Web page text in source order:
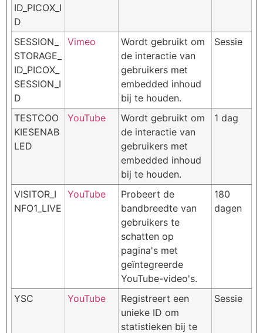
ID_PICOX_I
D
SESSION_
STORAGE_
ID_PICOX_
SESSION_I
D
Vimeo
Wordt gebruikt om
de interactie van
gebruikers met
embedded inhoud
bij te houden.
Sessie
TESTCOO
KIESENAB
LED
YouTube
Wordt gebruikt om
de interactie van
gebruikers met
embedded inhoud
bij te houden.
1 dag
VISITOR_I
NFO1_LIVE
YouTube
Probeert de
bandbreedte van
gebruikers te
schatten op
pagina's met
geïntegreerde
YouTube-video's.
180
dagen
YSC YouTube
Registreert een
unieke ID om
statistieken bij te
Sessie